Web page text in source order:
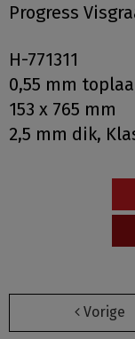
Progress
H-771311
0,55 mm
153 x 765 mm
2,5 mm dik,
Vorige